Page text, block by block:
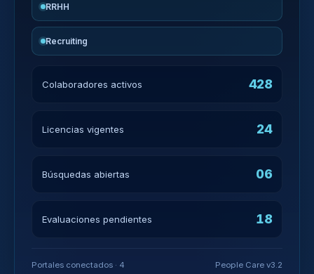
RRHH
Recruiting
Colaboradores activos 428
Licencias vigentes 24
Búsquedas abiertas 06
Evaluaciones pendientes 18
Portales conectados · 4 People Care v3.2